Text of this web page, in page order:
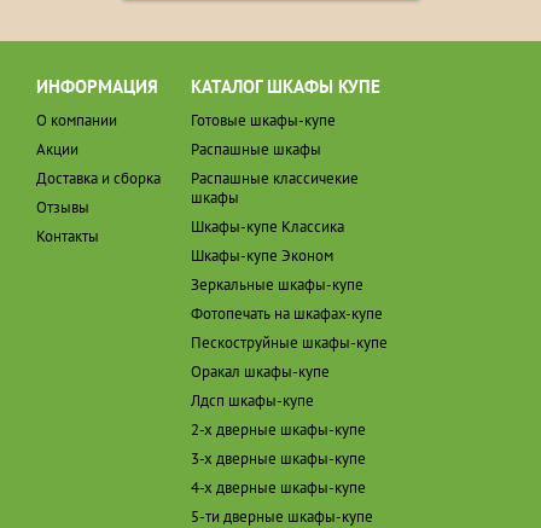
ИНФОРМАЦИЯ
О компании
Акции
Доставка и сборка
Отзывы
Контакты
КАТАЛОГ ШКАФЫ КУПЕ
Готовые шкафы-купе
Распашные шкафы
Распашные классичекие
шкафы
Шкафы-купе Классика
Шкафы-купе Эконом
Зеркальные шкафы-купе
Фотопечать на шкафах-купе
Пескоструйные шкафы-купе
Оракал шкафы-купе
Лдсп шкафы-купе
2-х дверные шкафы-купе
3-х дверные шкафы-купе
4-х дверные шкафы-купе
5-ти дверные шкафы-купе